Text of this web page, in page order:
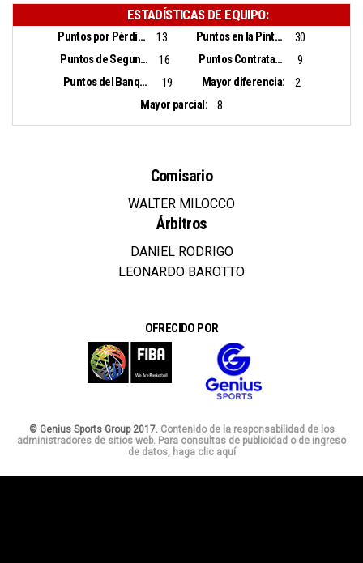
ESTADÍSTICAS DE EQUIPO:
Puntos por Pérdidas: 13 Puntos en la Pintura:
30
Puntos de Segunda Oportunidad:
16 Puntos Contrataque:
9
Puntos del Banquillo:
19 Mayor diferencia:
2
Mayor parcial:
8
Comisario
WALTER MILOCCO
Árbitros
DANIEL RODRIGO
LEONARDO BAROTTO
OFRECIDO POR
© Genius Sports Group 2017. Contenido de la responsabilidad de los
administradores de sitios web. Para consultas de publicidad o de ingreso
de datos, haga clic aquí